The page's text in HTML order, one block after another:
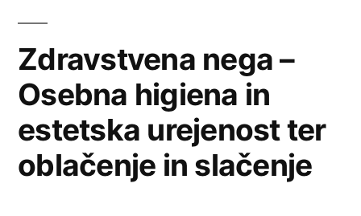
Zdravstvena nega –
Osebna higiena in
estetska urejenost ter
oblačenje in slačenje